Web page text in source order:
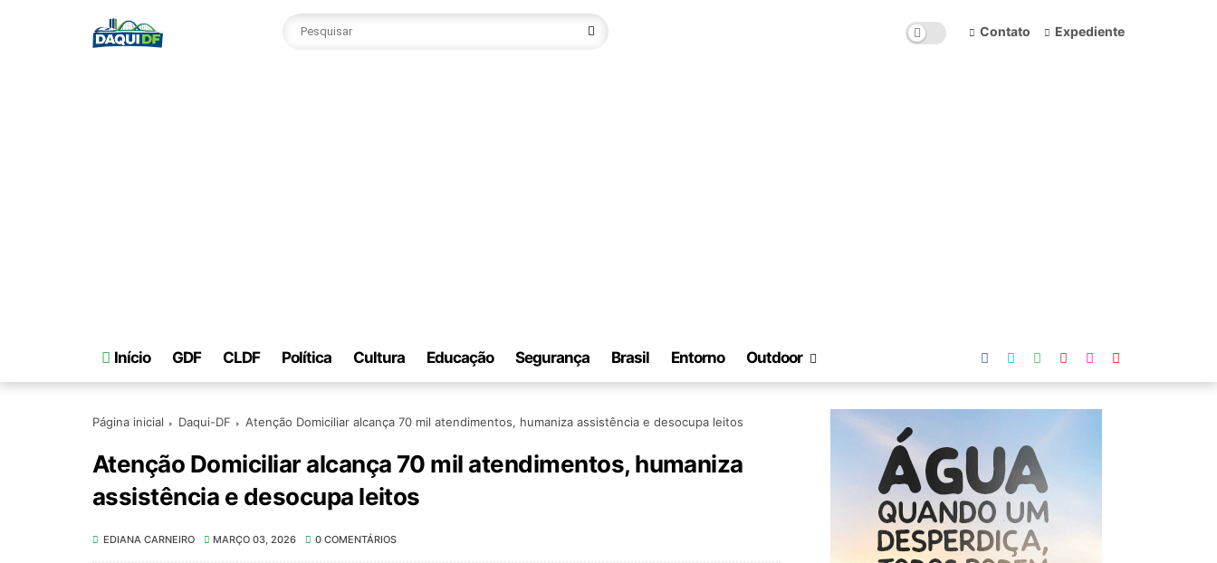
Contato Expediente
Início GDF CLDF Política Cultura Educação Segurança Brasil Entorno Outdoor
Página inicial Daqui-DF Atenção Domiciliar alcança 70 mil atendimentos, humaniza assistência e desocupa leitos
Atenção Domiciliar alcança 70 mil atendimentos, humaniza
assistência e desocupa leitos
EDIANA CARNEIRO MARÇO 03, 2026 0 COMENTÁRIOS